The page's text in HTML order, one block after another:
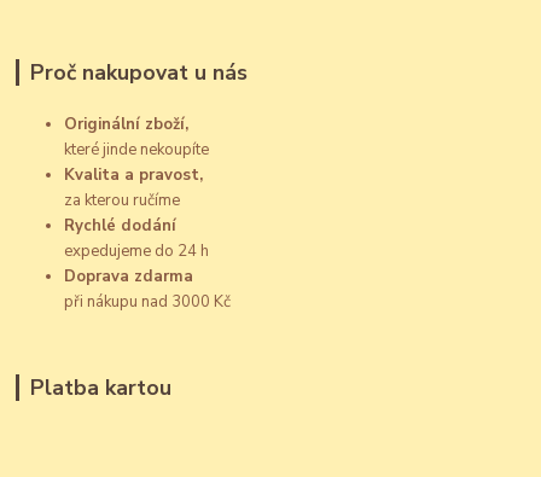
Proč nakupovat u nás
Originální zboží,
které jinde nekoupíte
Kvalita a pravost,
za kterou ručíme
Rychlé dodání
expedujeme do 24 h
Doprava zdarma
při nákupu nad 3000 Kč
Platba kartou